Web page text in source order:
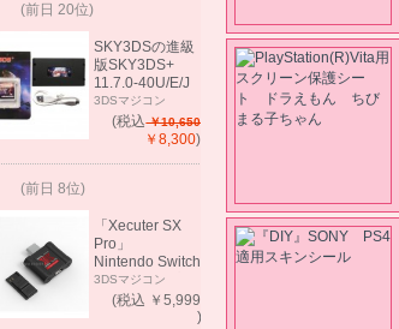
rank
(前日 20位)
SKY3DSの進級
版SKY3DS+
11.7.0-40U/E/J
で起動可能
(MHX、FEifサポ
3DSマジコン
(税込￥10,650
￥8,300)
rank
(前日 8位)
「Xecuter SX
Pro」
Nintendo Switch
バックアップゲ
ーム起動可能
3DSマジコン
(税込 ￥5,999
)